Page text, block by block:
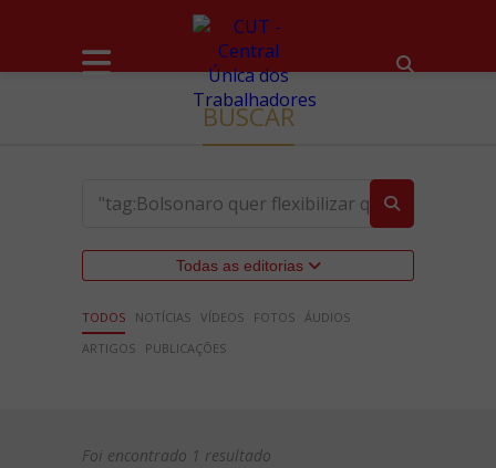
BUSCAR
Todas as editorias
TODOS NOTÍCIAS VÍDEOS FOTOS ÁUDIOS
ARTIGOS
PUBLICAÇÕES
Foi encontrado 1 resultado